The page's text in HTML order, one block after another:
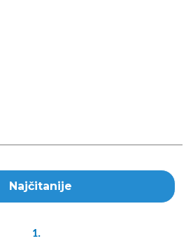
Najčitanije
1.